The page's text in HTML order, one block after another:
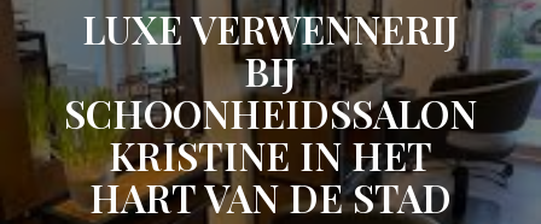
LUXE VERWENNERIJ
BIJ
SCHOONHEIDSSALON
KRISTINE IN HET
HART VAN DE STAD